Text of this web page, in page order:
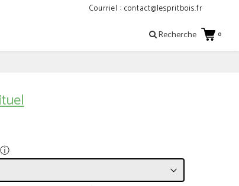
Courriel : contact@lespritbois.fr
Recherche 0
ⓘ